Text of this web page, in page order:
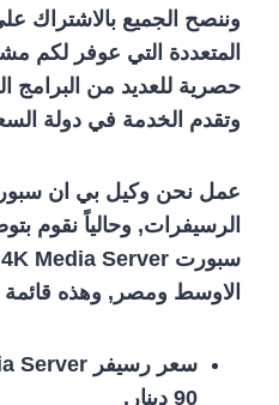
وننصح الجميع بالاشتراك
المتعددة التي عوفر لكم
حصرية للعديد من البرامج
وتقدم الخدمة في دولة
عمل نحن وكيل بي ان
الرسيفرات, وحالياً نقوم
الاوسط ومصر, وهذه
90 دينار.